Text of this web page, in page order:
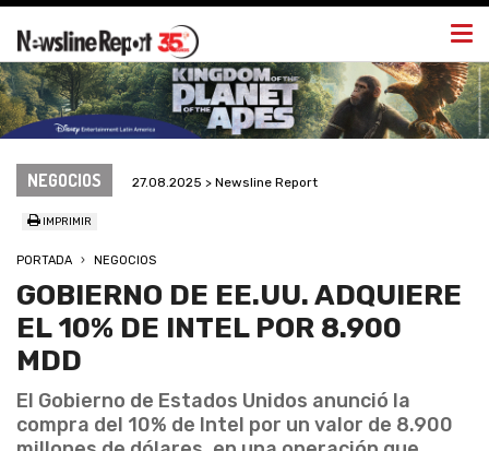
NEGOCIOS 27.08.2025 > Newsline Report
IMPRIMIR
PORTADA NEGOCIOS
GOBIERNO DE EE.UU. ADQUIERE
EL 10% DE INTEL POR 8.900
MDD
El Gobierno de Estados Unidos anunció la
compra del 10% de Intel por un valor de 8.900